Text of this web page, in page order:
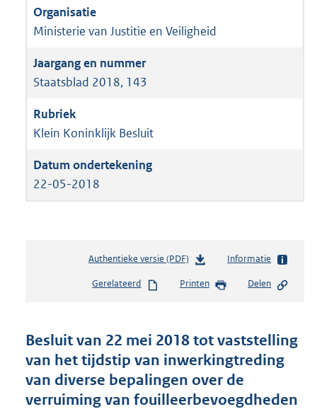
Ministerie van Justitie en Veiligheid
Staatsblad 2018, 143
Klein Koninklijk Besluit
22-05-2018
Authentieke versie (PDF)b
s
n
d
s
g
o
Informatie
Gerelateerd Printen Delen
Besluit van 22 mei 2018 tot vaststelling
van het tijdstip van inwerkingtreding
van diverse bepalingen over de
verruiming van fouilleerbevoegdheden